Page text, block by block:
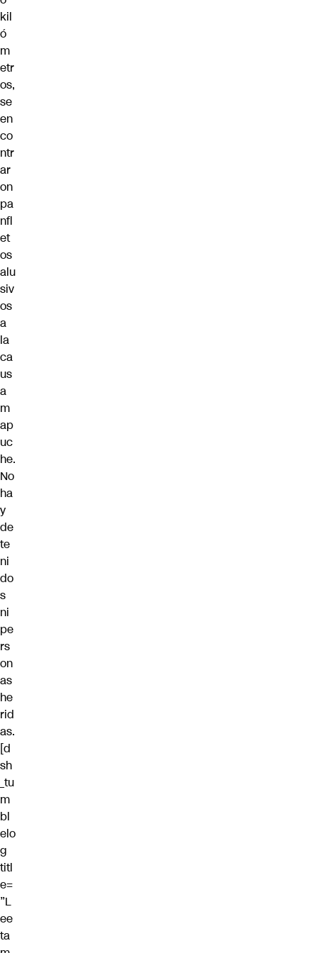
kil
ó
m
etr
os,
se
en
co
ntr
ar
on
pa
nfl
et
os
alu
siv
os
a
la
ca
us
a
m
ap
uc
he.
No
ha
y
de
te
ni
do
s
ni
pe
rs
on
as
he
rid
as.
[d
sh
_tu
m
bl
elo
g
titl
e=
”L
ee
ta